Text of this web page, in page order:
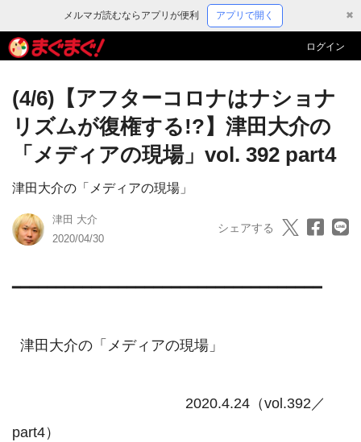
メルマガ読むならアプリが便利 アプリで開く ✖
ログイン
(4/6)【アフターコロナはナショナ
リズムが復権する!?】津田大介の
「メディアの現場」vol. 392 part4
津田大介の「メディアの現場」
津田 大介
2020/04/30
シェアする
━━━━━━━━━━━━━━━━━━━━━━━━━━━━━━━━━━━
part4）